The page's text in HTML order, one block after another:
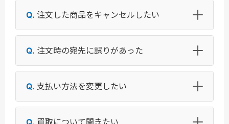
注文した商品をキャンセルしたい
注文時の宛先に誤りがあった
支払い方法を変更したい
買取について聞きたい